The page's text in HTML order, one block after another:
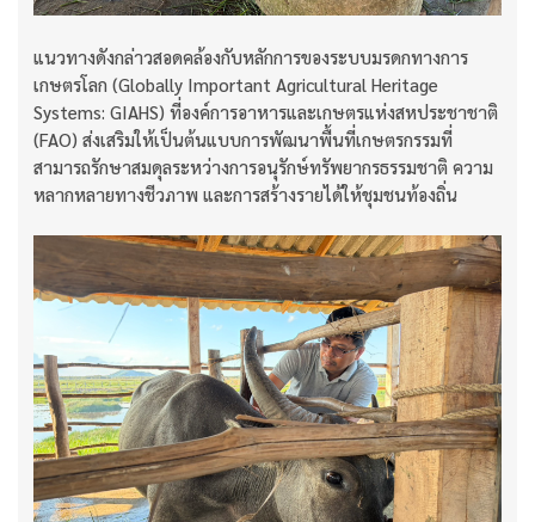
แนวทางดังกล่าวสอดคล้องกับหลักการของระบบมรดกทางการ
เกษตรโลก (Globally Important Agricultural Heritage
Systems: GIAHS) ที่องค์การอาหารและเกษตรแห่งสหประชาชาติ
(FAO) ส่งเสริมให้เป็นต้นแบบการพัฒนาพื้นที่เกษตรกรรมที่
สามารถรักษาสมดุลระหว่างการอนุรักษ์ทรัพยากรธรรมชาติ ความ
หลากหลายทางชีวภาพ และการสร้างรายได้ให้ชุมชนท้องถิ่น